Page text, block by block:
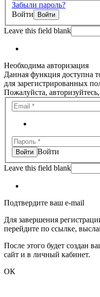
Забыли пароль?
Войти
Leave this field blank
Необходима авторизация
Данная функция доступна
для зарегистрированных
Пожалуйста,
Войти
Leave this field blank
Подтвердите ваш e-mail
Для завершения
перейдите по ссылке,
После этого будет создан
сайт и в личный кабинет.
ОК